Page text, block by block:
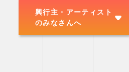
興行主・アーティスト
のみなさんへ